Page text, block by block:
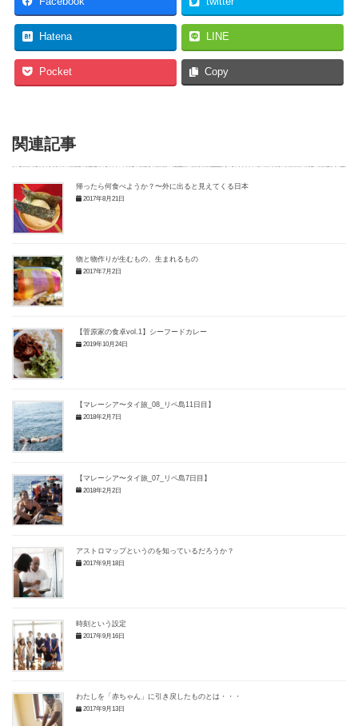
Hatena LINE
Pocket Copy
関連記事
帰ったら何食べようか？〜外に出ると見えてくる日本
2017年8月21日
物と物作りが生むもの、生まれるもの
2017年7月2日
【菅原家の食卓vol.1】シーフードカレー
2019年10月24日
【マレーシア〜タイ旅_08_リペ島11日目】
2018年2月7日
【マレーシア〜タイ旅_07_リペ島7日目】
2018年2月2日
アストロマップというのを知っているだろうか？
2017年9月18日
時刻という設定
2017年9月16日
わたしを「赤ちゃん」に引き戻したものとは・・・
2017年9月13日